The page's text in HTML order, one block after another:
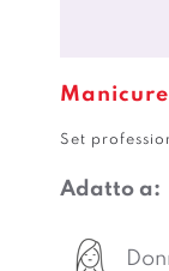
Set
Adatto a: